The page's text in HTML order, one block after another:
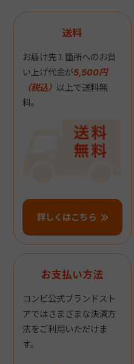
送料
お届け先１箇所へのお買
い上げ代金が5,500円
（税込） 以上で送料無
料。
詳しくはこちら
お支払い方法
コンビ公式ブランドスト
アではさまざまな決済方
法をご利用いただけま
す。